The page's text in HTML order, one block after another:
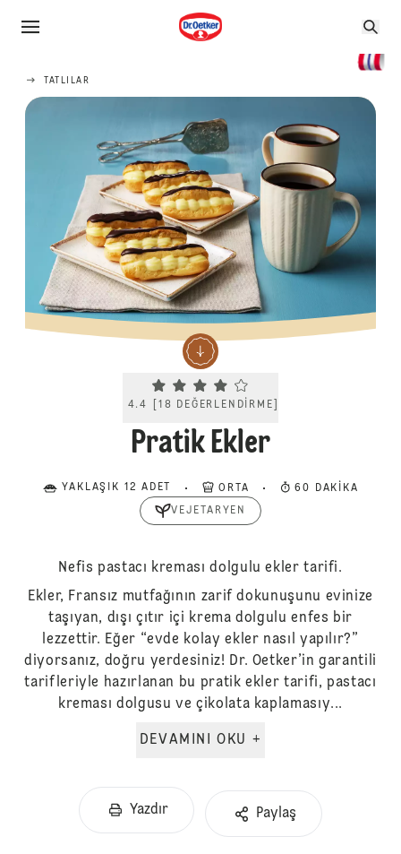
TATLILAR
Current rating 4.4. Click to rate.
4.4 18 DEĞERLENDIRME
Pratik Ekler
YAKLAŞIK 12 ADET ORTA 60 DAKIKA
VEJETARYEN
Nefis pastacı kreması dolgulu ekler tarifi.
Ekler, Fransız mutfağının zarif dokunuşunu evinize
taşıyan, dışı çıtır içi krema dolgulu enfes bir
lezzettir. Eğer “evde kolay ekler nasıl yapılır?”
diyorsanız, doğru yerdesiniz! Dr. Oetker’in garantili
tarifleriyle hazırlanan bu pratik ekler tarifi, pastacı
kreması dolgusu ve çikolata kaplamasıy...
DEVAMINI OKU +
Yazdır Paylaş